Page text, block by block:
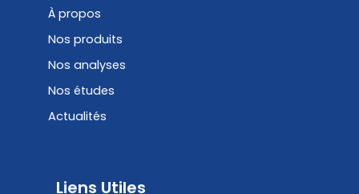
À propos
Nos produits
Nos analyses
Nos études
Actualités
Liens Utiles